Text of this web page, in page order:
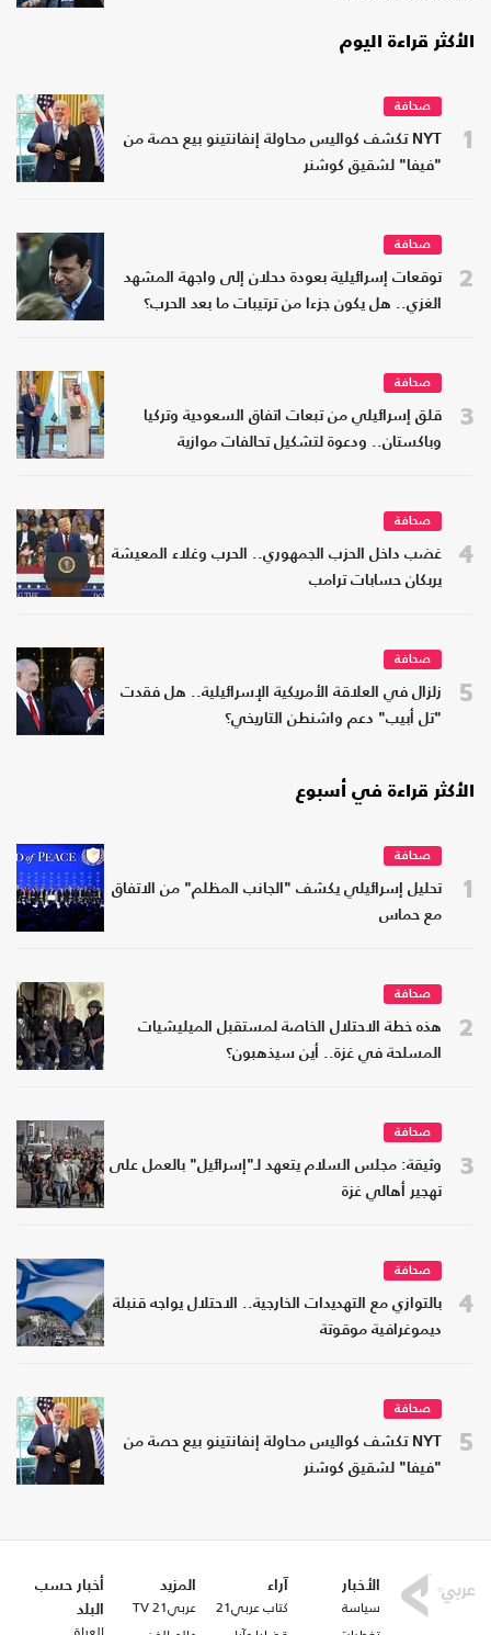
الأكثر قراءة اليوم
1
صحافة
NYT تكشف كواليس محاولة إنفانتينو بيع حصة من
"فيفا" لشقيق كوشنر
2
صحافة
توقعات إسرائيلية بعودة دحلان إلى واجهة المشهد
الغزي.. هل يكون جزءا من ترتيبات ما بعد الحرب؟
3
صحافة
قلق إسرائيلي من تبعات اتفاق السعودية وتركيا
وباكستان.. ودعوة لتشكيل تحالفات موازية
4
صحافة
غضب داخل الحزب الجمهوري.. الحرب وغلاء المعيشة
يربكان حسابات ترامب
5
صحافة
زلزال في العلاقة الأمريكية الإسرائيلية.. هل فقدت
"تل أبيب" دعم واشنطن التاريخي؟
الأكثر قراءة في أسبوع
1
صحافة
تحليل إسرائيلي يكشف "الجانب المظلم" من الاتفاق
مع حماس
2
صحافة
هذه خطة الاحتلال الخاصة لمستقبل الميليشيات
المسلحة في غزة.. أين سيذهبون؟
3
صحافة
وثيقة: مجلس السلام يتعهد لـ"إسرائيل" بالعمل على
تهجير أهالي غزة
4
صحافة
بالتوازي مع التهديدات الخارجية.. الاحتلال يواجه قنبلة
ديموغرافية موقوتة
5
صحافة
NYT تكشف كواليس محاولة إنفانتينو بيع حصة من
"فيفا" لشقيق كوشنر
الأخبار
سياسة
آراء
كتاب عربي21
المزيد
عربي21 TV
أخبار حسب
البلد